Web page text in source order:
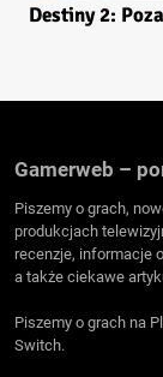
Destiny 2:
Gamerweb –
Piszemy o grach,
produkcjach
recenzje, informacje
a także ciekawe
Piszemy o grach na
Switch.